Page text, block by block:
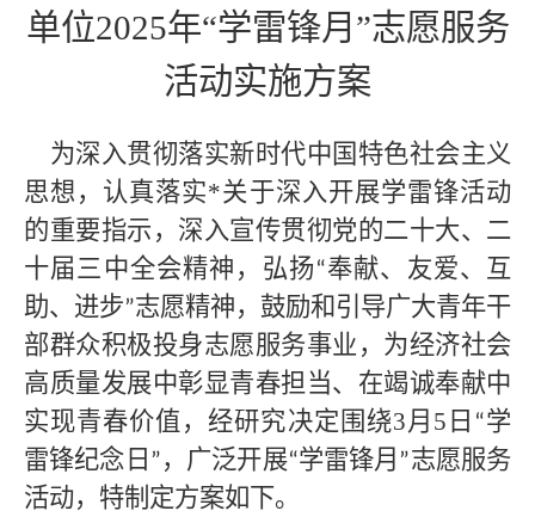
单位2025年“学雷锋月”志愿服务
活动实施方案
为深入贯彻落实新时代中国特色社会主义
思想，认真落实*关于深入开展学雷锋活动
的重要指示，深入宣传贯彻党的二十大、二
十届三中全会精神，弘扬“奉献、友爱、互
助、进步”志愿精神，鼓励和引导广大青年干
部群众积极投身志愿服务事业，为经济社会
高质量发展中彰显青春担当、在竭诚奉献中
实现青春价值，经研究决定围绕3月5日 “学
雷锋纪念日 ”，广泛开展“学雷锋月 ”志愿服务
活动，特制定方案如下。